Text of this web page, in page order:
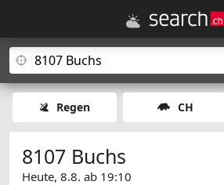
Regen CH
8107 Buchs
Heute, 8.8. ab 19:10